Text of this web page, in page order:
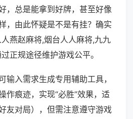
，总是能拿到好牌，甚至好像
，由此怀疑是不是有挂？确实
燕赵麻将,烟台人人麻将,九九
正规途径维护游戏公平。
输入需求生成专用辅助工具，
作痕迹，实现“必胜”效果，适
友对局），但需注意遵守游戏